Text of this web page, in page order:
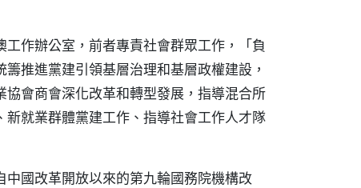
作辦公室，前者專責社會群眾工作，「負
推進黨建引領基層治理和基層政權建設，
會商會深化改革和轉型發展，指導混合所
就業群體黨建工作、指導社會工作人才隊
國改革開放以來的第九輪國務院機構改